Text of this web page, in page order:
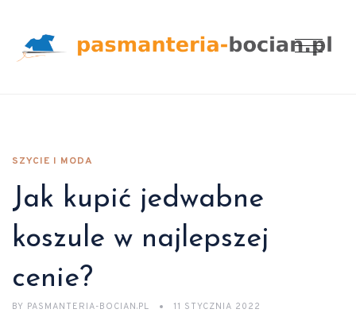
SZYCIE I MODA
Jak kupić jedwabne
koszule w najlepszej
cenie?
BY PASMANTERIA-BOCIAN.PL 11 STYCZNIA 2022